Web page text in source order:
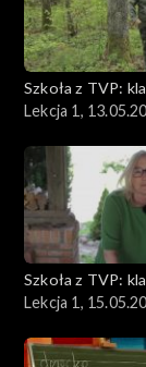
Szkoła z TVP:
Lekcja 1,
Szkoła z TVP:
Lekcja 1,